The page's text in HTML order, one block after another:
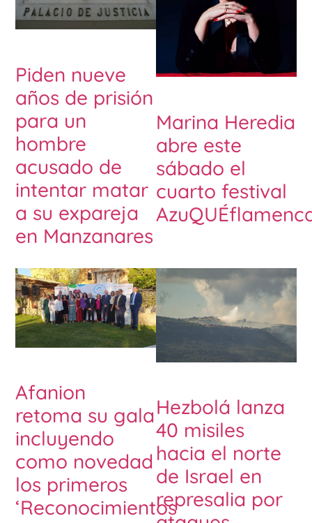
Piden nueve
años de prisión
para un
hombre
acusado de
intentar matar
a su expareja
en Manzanares
Marina Heredia
abre este
sábado el
cuarto festival
Afanion
retoma su gala
incluyendo
como novedad
los primeros
‘Reconocimientos
Hezbolá lanza
40 misiles
hacia el norte
de Israel en
represalia por